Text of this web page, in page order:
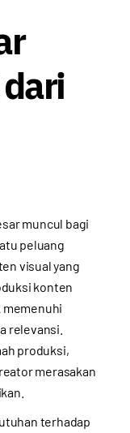
muncul bagi
peluang
visual yang
konten
memenuhi
relevansi.
produksi,
merasakan
terhadap